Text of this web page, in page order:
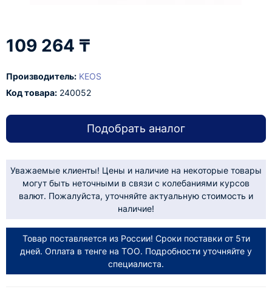
109 264 ₸
Производитель: KEOS
Код товара: 240052
Подобрать аналог
Уважаемые клиенты! Цены и наличие на некоторые товары
могут быть неточными в связи с колебаниями курсов
валют. Пожалуйста, уточняйте актуальную стоимость и
наличие!
Товар поставляется из России! Сроки поставки от 5ти
дней. Оплата в тенге на ТОО. Подробности уточняйте у
специалиста.